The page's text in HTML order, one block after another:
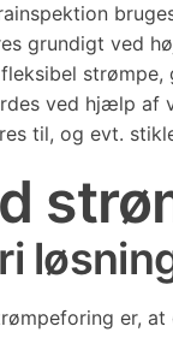
grundigt ved
fleksibel
ved hjælp af
til, og evt.
er,